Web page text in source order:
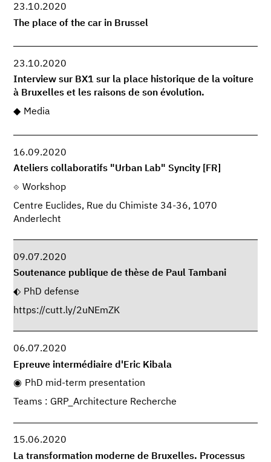
23.10.2020
The place of the car in Brussel
23.10.2020
Interview sur BX1 sur la place historique de la voiture
à Bruxelles et les raisons de son évolution.
Media
16.09.2020
Ateliers collaboratifs "Urban Lab" Syncity [FR]
Workshop
Centre Euclides, Rue du Chimiste 34-36, 1070
Anderlecht
09.07.2020
Soutenance publique de thèse de Paul Tambani
PhD defense
https://cutt.ly/2uNEmZK
06.07.2020
Epreuve intermédiaire d'Eric Kibala
PhD mid-term presentation
Teams : GRP_Architecture Recherche
15.06.2020
La transformation moderne de Bruxelles. Processus